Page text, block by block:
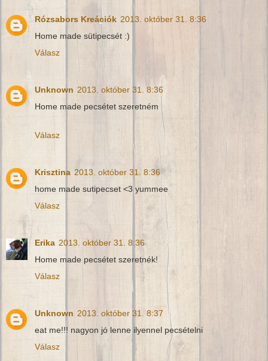
Rózsabors Kreációk 2013. október 31. 8:36
Home made sütipecsét :)
Válasz
Unknown 2013. október 31. 8:36
Home made pecsétet szeretném
Válasz
Krisztina 2013. október 31. 8:36
home made sutipecset <3 yummee
Válasz
Erika 2013. október 31. 8:36
Home made pecsétet szeretnék!
Válasz
Unknown 2013. október 31. 8:37
eat me!!! nagyon jó lenne ilyennel pecsételni
Válasz